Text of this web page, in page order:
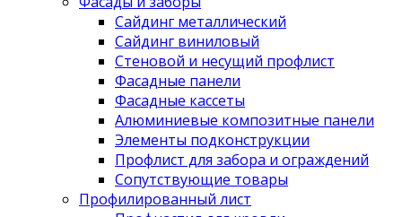
Сайдинг металлический
Сайдинг виниловый
Стеновой и несущий профлист
Фасадные панели
Фасадные кассеты
Алюминиевые композитные панели
Элементы подконструкции
Профлист для забора и ограждений
Сопутствующие товары
Профилированный лист